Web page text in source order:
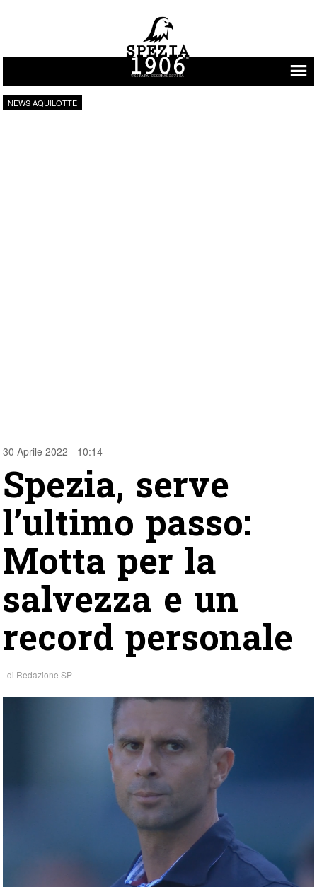
Vai al contenuto
NEWS AQUILOTTE
30 Aprile 2022 - 10:14
Spezia, serve
l’ultimo passo:
Motta per la
salvezza e un
record personale
di Redazione SP